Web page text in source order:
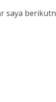
saya